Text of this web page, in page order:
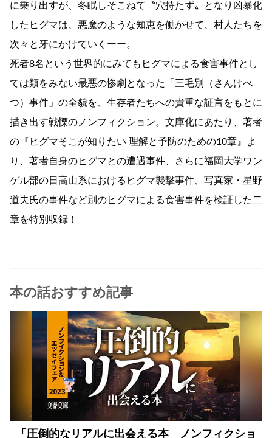
に乗り出すが、冬眠しそこねて〝穴持たず〟となり凶暴化
したヒグマは、悪魔のような知恵を働かせて、村人たちを
次々と牙にかけていくーー。
死者8名という世界的にみてもヒグマによる食害事件とし
ては類をみない最悪の惨劇となった「三毛別（さんけべ
つ）事件」の全貌を、生存者たちへの貴重な証言をもとに
描き出す戦慄のノンフィクション。文庫化にあたり、著者
の『ヒグマそこが知りたい 理解と予防のための10章』よ
り、著者自身のヒグマとの遭遇事件、さらに福岡大学ワン
ゲル部の日高山系におけるヒグマ襲撃事件、写真家・星野
道夫氏の事件など別のヒグマによる食害事件を検証した二
章を特別収録！
本の話おすすめ記事
「圧倒的なリアルに出会える本 ノンフィクショ